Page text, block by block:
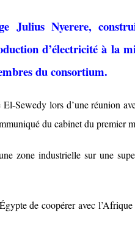
Julius Nyerere,
d’électricité à la
du consortium.
Sewedy lors d’une réunion
du cabinet du premier
zone industrielle sur une
de coopérer avec l’Afrique